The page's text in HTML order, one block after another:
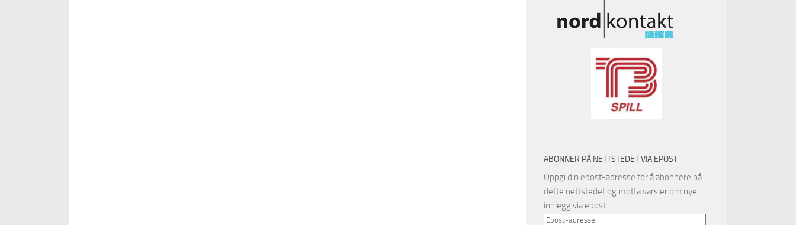
ABONNER PÅ NETTSTEDET VIA EPOST
Oppgi din epost-adresse for å abonnere på
dette nettstedet og motta varsler om nye
innlegg via epost.
Epost-